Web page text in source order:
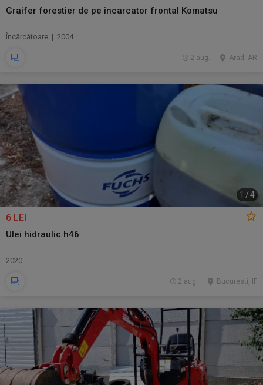
Graifer forestier de pe incarcator frontal Komatsu
Încărcătoare | 2004
Arad, AR
2 aug.
1 /4
6 LEI
Ulei hidraulic h46
2020
Bucuresti, IF
2 aug.